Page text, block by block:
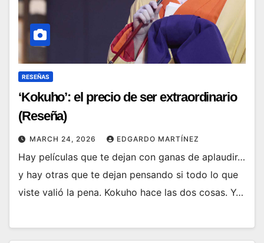
RESEÑAS
‘Kokuho’: el precio de ser extraordinario
(Reseña)
MARCH 24, 2026 EDGARDO MARTÍNEZ
Hay películas que te dejan con ganas de aplaudir…
y hay otras que te dejan pensando si todo lo que
viste valió la pena. Kokuho hace las dos cosas. Y…